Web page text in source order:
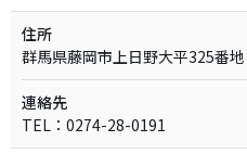
住所
群馬県藤岡市上日野大平325番地
連絡先
TEL：0274-28-0191